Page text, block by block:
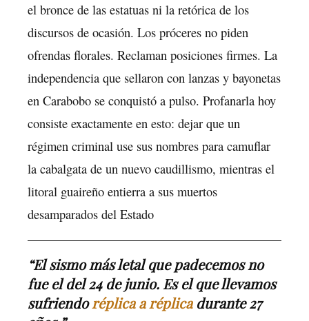
el bronce de las estatuas ni la retórica de los
discursos de ocasión. Los próceres no piden
ofrendas florales. Reclaman posiciones firmes. La
independencia que sellaron con lanzas y bayonetas
en Carabobo se conquistó a pulso. Profanarla hoy
consiste exactamente en esto: dejar que un
régimen criminal use sus nombres para camuflar
la cabalgata de un nuevo caudillismo, mientras el
litoral guaireño entierra a sus muertos
desamparados del Estado
“El sismo más letal que padecemos no
fue el del 24 de junio. Es el que llevamos
sufriendoréplica a réplicadurante 27